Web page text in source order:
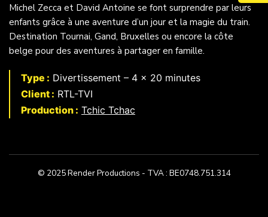
Michel Zecca et David Antoine se font surprendre par leurs
enfants grâce à une aventure d’un jour et la magie du train.
Destination Tournai, Gand, Bruxelles ou encore la côte
belge pour des aventures à partager en famille.
Type : Divertissement – 4 x 20 minutes
Client : RTL-TVI
Production : Tchic Tchac
© 2025 Render Productions - TVA : BE0748.751.314